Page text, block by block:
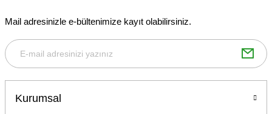
Bu ürüne benzer farklı alternatifler olmalı.
Mail adresinizle e-bültenimize kayıt olabilirsiniz.
Kurumsal